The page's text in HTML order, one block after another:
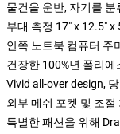
물건을 운반, 자기를 분
부대 측정 17" x 12.5"
안쪽 노트북 컴퓨터 주
건장한 100%년 폴리에
Vivid all-over design,
외부 메쉬 포켓 및 조절
특별한 패션을 위해